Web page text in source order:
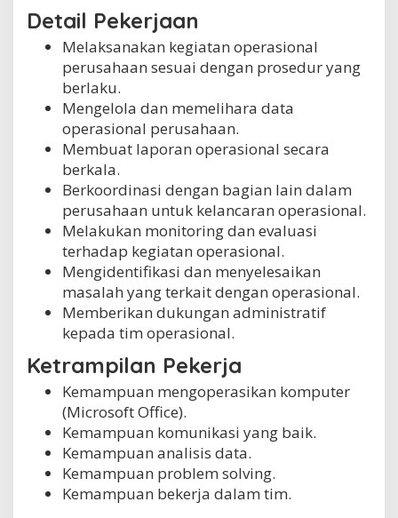
Detail Pekerjaan
Melaksanakan kegiatan operasional
perusahaan sesuai dengan prosedur yang
berlaku.
Mengelola dan memelihara data
operasional perusahaan.
Membuat laporan operasional secara
berkala.
Berkoordinasi dengan bagian lain dalam
perusahaan untuk kelancaran operasional.
Melakukan monitoring dan evaluasi
terhadap kegiatan operasional.
Mengidentifikasi dan menyelesaikan
masalah yang terkait dengan operasional.
Memberikan dukungan administratif
kepada tim operasional.
Ketrampilan Pekerja
Kemampuan mengoperasikan komputer
(Microsoft Office).
Kemampuan komunikasi yang baik.
Kemampuan analisis data.
Kemampuan problem solving.
Kemampuan bekerja dalam tim.